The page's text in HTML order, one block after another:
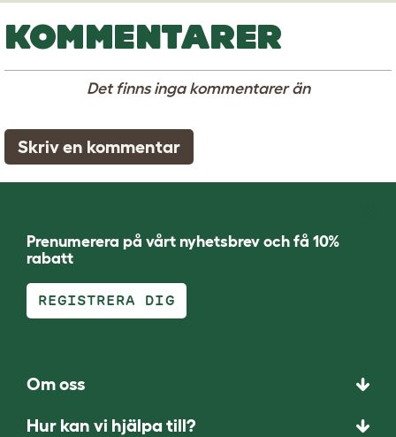
KOMMENTARER
Det finns inga kommentarer än
Skriv en kommentar
Prenumerera på vårt nyhetsbrev och få 10%
rabatt
REGISTRERA DIG
Om oss
Hur kan vi hjälpa till?